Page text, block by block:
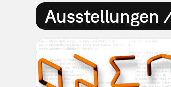
Ausstellungen